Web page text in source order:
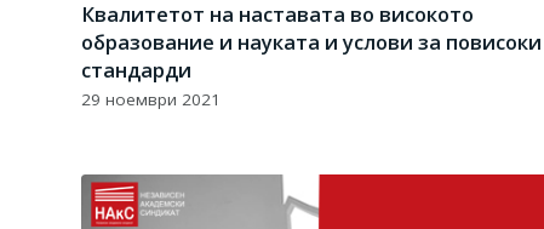
Квалитетот на наставата во високото
образование и науката и услови за повисоки
стандарди
29 ноември 2021